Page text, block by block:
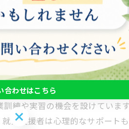
うに、就労支援業務は、個々
、障害を持つ方や長期的な失
極的に推進するようになって
練や実習の機会を設けていま
労支援者は心理的なサポート
合わせはこちら
合わせはこちら